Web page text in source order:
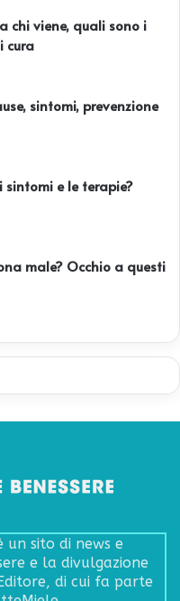
chi viene, quali sono i
cura
sintomi, prevenzione
sintomi e le terapie?
male? Occhio a questi
un sito di news e
e la divulgazione
di cui fa parte